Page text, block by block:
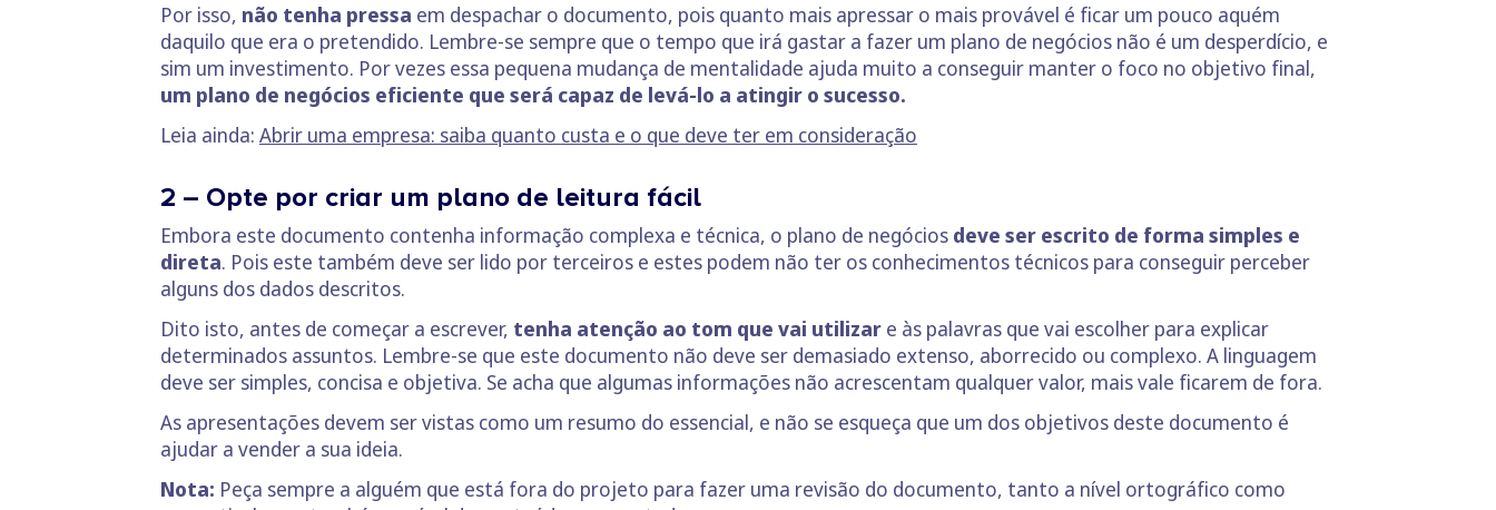
Por isso, não tenha pressa em despachar o documento, pois quanto mais apressar o mais provável é ficar um pouco aquém
daquilo que era o pretendido. Lembre-se sempre que o tempo que irá gastar a fazer um plano de negócios não é um desperdício, e
sim um investimento. Por vezes essa pequena mudança de mentalidade ajuda muito a conseguir manter o foco no objetivo final,
um plano de negócios eficiente que será capaz de levá-lo a atingir o sucesso.
Leia ainda: Abrir uma empresa: saiba quanto custa e o que deve ter em consideração
2 – Opte por criar um plano de leitura fácil
Embora este documento contenha informação complexa e técnica, o plano de negócios deve ser escrito de forma simples e
direta. Pois este também deve ser lido por terceiros e estes podem não ter os conhecimentos técnicos para conseguir perceber
alguns dos dados descritos.
Dito isto, antes de começar a escrever, tenha atenção ao tom que vai utilizar e às palavras que vai escolher para explicar
determinados assuntos. Lembre-se que este documento não deve ser demasiado extenso, aborrecido ou complexo. A linguagem
deve ser simples, concisa e objetiva. Se acha que algumas informações não acrescentam qualquer valor, mais vale ficarem de fora.
As apresentações devem ser vistas como um resumo do essencial, e não se esqueça que um dos objetivos deste documento é
ajudar a vender a sua ideia.
Nota: Peça sempre a alguém que está fora do projeto para fazer uma revisão do documento, tanto a nível ortográfico como